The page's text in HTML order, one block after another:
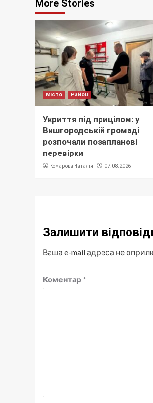
More Stories
Місто Район
Укриття під прицілом: у
Вишгородській громаді
розпочали позапланові
перевірки
Комарова Наталія 07.08.2026
Залишити
Ваша e-mail адреса не
Коментар *